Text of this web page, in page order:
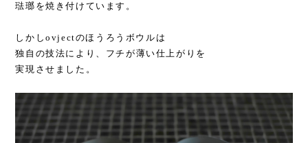
琺瑯を焼き付けています。
しかしovjectのほうろうボウルは
独自の技法により、フチが薄い仕上がりを
実現させました。